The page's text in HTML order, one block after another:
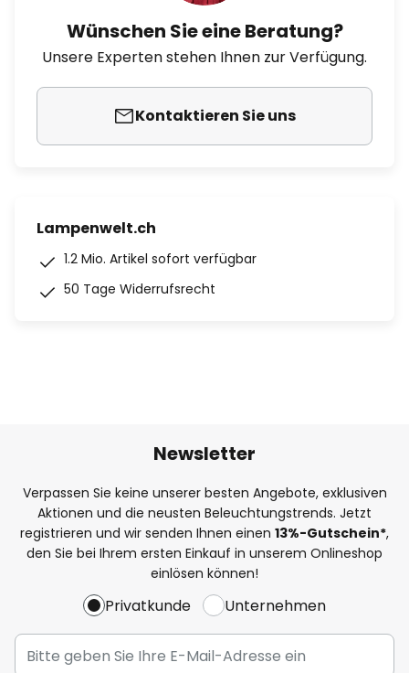
Wünschen Sie eine Beratung?
Unsere Experten stehen Ihnen zur Verfügung.
Kontaktieren Sie uns
Lampenwelt.ch
1.2 Mio. Artikel sofort verfügbar
50 Tage Widerrufsrecht
Newsletter
Verpassen Sie keine unserer besten Angebote, exklusiven
Aktionen und die neusten Beleuchtungstrends. Jetzt
registrieren und wir senden Ihnen einen 13%-Gutschein*,
den Sie bei Ihrem ersten Einkauf in unserem Onlineshop
einlösen können!
Privatkunde Unternehmen